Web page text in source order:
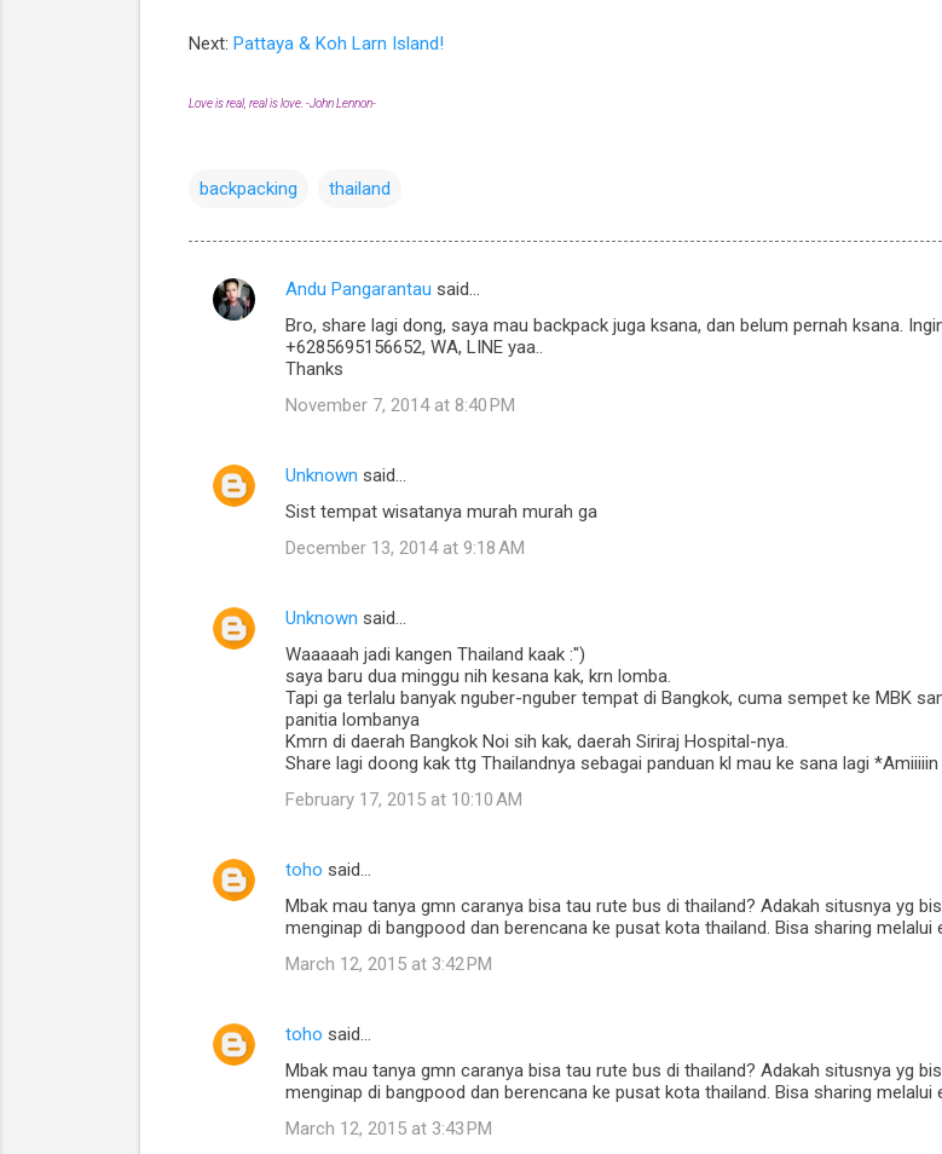
Next: Pattaya & Koh Larn Island!
Love is real, real is love. -John Lennon-
backpacking thailand
C
n
t
Andu Pangarantau said…
Bro, share lagi dong, saya mau backpack juga ksana, dan belum pernah ksana.
+6285695156652, WA, LINE yaa..
Thanks
November 7, 2014 at 8:40 PM
Unknown said…
Sist tempat wisatanya murah murah ga
December 13, 2014 at 9:18 AM
Unknown said…
Waaaaah jadi kangen Thailand kaak :")
saya baru dua minggu nih kesana kak, krn lomba.
Tapi ga terlalu banyak nguber-nguber tempat di Bangkok, cuma sempet ke MBK
panitia lombanya
Kmrn di daerah Bangkok Noi sih kak, daerah Siriraj Hospital-nya.
Share lagi doong kak ttg Thailandnya sebagai panduan kl mau ke sana lagi *Amiiiiin
February 17, 2015 at 10:10 AM
toho said…
Mbak mau tanya gmn caranya bisa tau rute bus di thailand? Adakah situsnya yg
menginap di bangpood dan berencana ke pusat kota thailand. Bisa sharing
March 12, 2015 at 3:42 PM
toho said…
Mbak mau tanya gmn caranya bisa tau rute bus di thailand? Adakah situsnya yg
menginap di bangpood dan berencana ke pusat kota thailand. Bisa sharing
March 12, 2015 at 3:43 PM